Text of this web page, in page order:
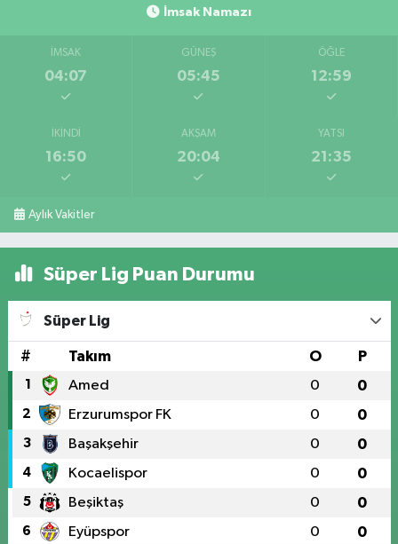
İmsak Namazı
İMSAK
04:07
GÜNEŞ
05:45
ÖĞLE
12:59
İKINDI
16:50
AKŞAM
20:04
YATSI
21:35
Aylık Vakitler
Süper Lig Puan Durumu
Süper Lig
# Takım O P
1 Amed 0 0
2 Erzurumspor FK 0 0
3 Başakşehir 0 0
4 Kocaelispor 0 0
5 Beşiktaş 0 0
6 Eyüpspor 0 0